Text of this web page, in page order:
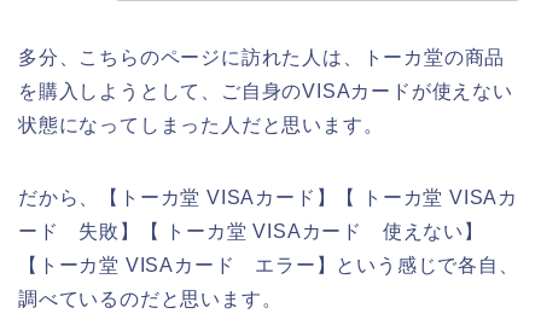
多分、こちらのページに訪れた人は、トーカ堂の商品
を購入しようとして、ご自身のVISAカードが使えない
状態になってしまった人だと思います。
だから、【トーカ堂 VISAカード】【 トーカ堂 VISAカ
ード 失敗】【 トーカ堂 VISAカード 使えない】
【トーカ堂 VISAカード エラー】という感じで各自、
調べているのだと思います。